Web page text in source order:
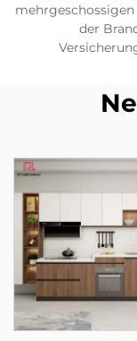
der